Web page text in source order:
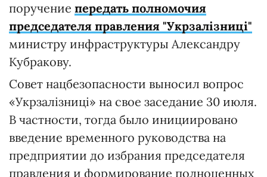
поручение передать полномочия
председателя правления "Укрзалізниці"
министру инфраструктуры Александру
Кубракову.
Совет нацбезопасности выносил вопрос
«Укрзалізниці» на свое заседание 30 июля.
В частности, тогда было инициировано
введение временного руководства на
предприятии до избрания председателя
правления и формирование полноценных